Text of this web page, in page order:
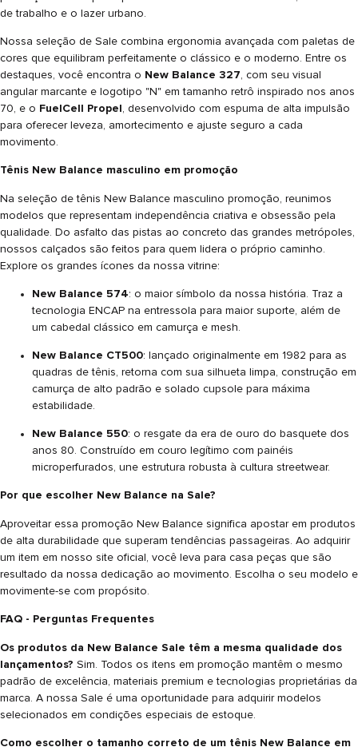
de trabalho e o lazer urbano.
Nossa seleção de Sale combina ergonomia avançada com paletas de
cores que equilibram perfeitamente o clássico e o moderno. Entre os
destaques, você encontra o New Balance 327, com seu visual
angular marcante e logotipo "N" em tamanho retrô inspirado nos anos
70, e o FuelCell Propel, desenvolvido com espuma de alta impulsão
para oferecer leveza, amortecimento e ajuste seguro a cada
movimento.
Tênis New Balance masculino em promoção
Na seleção de tênis New Balance masculino promoção, reunimos
modelos que representam independência criativa e obsessão pela
qualidade. Do asfalto das pistas ao concreto das grandes metrópoles,
nossos calçados são feitos para quem lidera o próprio caminho.
Explore os grandes ícones da nossa vitrine:
New Balance 574: o maior símbolo da nossa história. Traz a
tecnologia ENCAP na entressola para maior suporte, além de
um cabedal clássico em camurça e mesh.
New Balance CT500: lançado originalmente em 1982 para as
quadras de tênis, retorna com sua silhueta limpa, construção em
camurça de alto padrão e solado cupsole para máxima
estabilidade.
New Balance 550: o resgate da era de ouro do basquete dos
anos 80. Construído em couro legítimo com painéis
microperfurados, une estrutura robusta à cultura streetwear.
Por que escolher New Balance na Sale?
Aproveitar essa promoção New Balance significa apostar em produtos
de alta durabilidade que superam tendências passageiras. Ao adquirir
um item em nosso site oficial, você leva para casa peças que são
resultado da nossa dedicação ao movimento. Escolha o seu modelo e
movimente-se com propósito.
FAQ - Perguntas Frequentes
Os produtos da New Balance Sale têm a mesma qualidade dos
lançamentos? Sim. Todos os itens em promoção mantêm o mesmo
padrão de excelência, materiais premium e tecnologias proprietárias da
marca. A nossa Sale é uma oportunidade para adquirir modelos
selecionados em condições especiais de estoque.
Como escolher o tamanho correto de um tênis New Balance em